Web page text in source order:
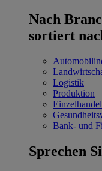
Nach
sortiert
Logistik
Produktion
Einzelhandel
Bank- und
Sprechen